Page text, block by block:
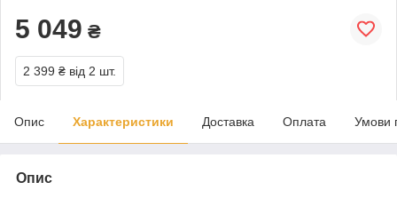
5 049 ₴
2 399 ₴ від 2 шт.
Опис Характеристики Доставка Оплата Умови
Опис